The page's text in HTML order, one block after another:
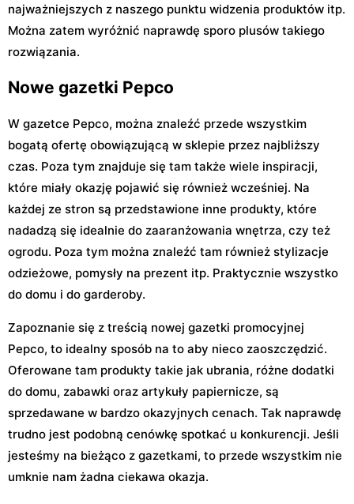
najważniejszych z naszego punktu widzenia produktów itp.
Można zatem wyróżnić naprawdę sporo plusów takiego
rozwiązania.
Nowe gazetki Pepco
W gazetce Pepco, można znaleźć przede wszystkim
bogatą ofertę obowiązującą w sklepie przez najbliższy
czas. Poza tym znajduje się tam także wiele inspiracji,
które miały okazję pojawić się również wcześniej. Na
każdej ze stron są przedstawione inne produkty, które
nadadzą się idealnie do zaaranżowania wnętrza, czy też
ogrodu. Poza tym można znaleźć tam również stylizacje
odzieżowe, pomysły na prezent itp. Praktycznie wszystko
do domu i do garderoby.
Zapoznanie się z treścią nowej gazetki promocyjnej
Pepco, to idealny sposób na to aby nieco zaoszczędzić.
Oferowane tam produkty takie jak ubrania, różne dodatki
do domu, zabawki oraz artykuły papiernicze, są
sprzedawane w bardzo okazyjnych cenach. Tak naprawdę
trudno jest podobną cenówkę spotkać u konkurencji. Jeśli
jesteśmy na bieżąco z gazetkami, to przede wszystkim nie
umknie nam żadna ciekawa okazja.